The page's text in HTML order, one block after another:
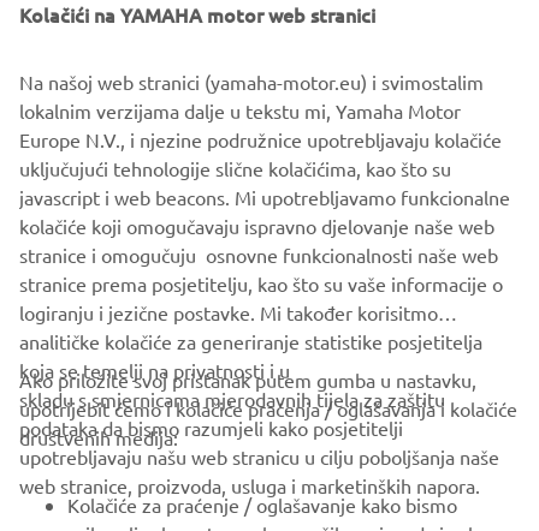
Promote Corporate Citizenship
Pročitajte više
CORPORATE
FOR BUSINESS
Kolačići na YAMAHA motor web stranici
Na našoj web stranici (yamaha-motor.eu) i svimostalim
lokalnim verzijama dalje u tekstu mi, Yamaha Motor
Europe N.V., i njezine podružnice upotrebljavaju kolačiće
uključujući tehnologije slične kolačićima, kao što su
javascript i web beacons. Mi upotrebljavamo funkcionalne
kolačiće koji omogučavaju ispravno djelovanje naše web
stranice i omogučuju osnovne funkcionalnosti naše web
stranice prema posjetitelju, kao što su vaše informacije o
logiranju i jezične postavke. Mi također korisitmo
analitičke kolačiće za generiranje statistike posjetitelja
koja se temelji na privatnosti i u
skladu s smjernicama mjerodavnih tijela za zaštitu
podataka da bismo razumjeli kako posjetitelji
upotrebljavaju našu web stranicu u cilju poboljšanja naše
web stranice, proizvoda, usluga i marketinških napora.
Ako priložite svoj pristanak putem gumba u nastavku,
upotrijebit ćemo i kolačiće praćenja / oglašavanja i kolačiće
društvenih medija:
Kolačiće za praćenje / oglašavanje kako bismo